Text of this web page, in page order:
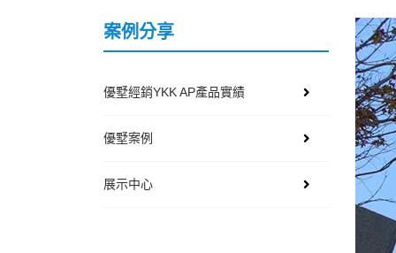
案例分享
優墅經銷YKK AP產品實績
優墅案例
展示中心